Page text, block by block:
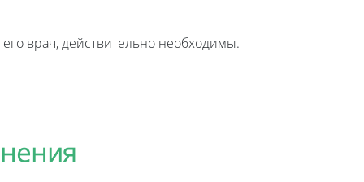
врач, действительно необходимы.